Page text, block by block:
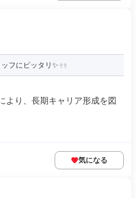
フにピッタリ✨
より、長期キャリア形成を図
気になる